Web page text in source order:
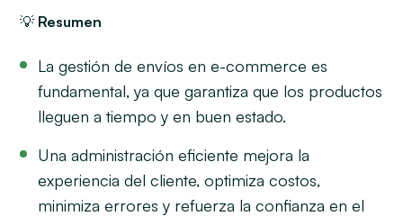
💡 Resumen
La gestión de envíos en e-commerce es
fundamental, ya que garantiza que los productos
lleguen a tiempo y en buen estado.
Una administración eficiente mejora la
experiencia del cliente, optimiza costos,
minimiza errores y refuerza la confianza en el